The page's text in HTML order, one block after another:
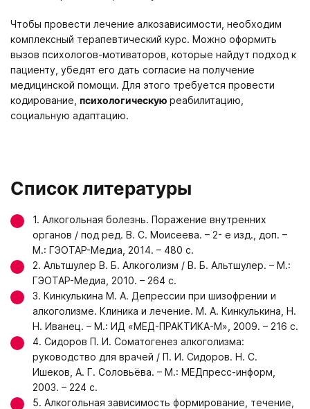
Чтобы провести лечение алкозависимости, необходим
комплексный терапевтический курс. Можно оформить
вызов психологов-мотиваторов, которые найдут подход к
пациенту, убедят его дать согласие на получение
медицинской помощи. Для этого требуется провести
кодирование, психологическую реабилитацию,
социальную адаптацию.
Список литературы
1. Алкогольная болезнь. Поражение внутренних
органов / под ред. В. С. Моисеева. – 2- е изд., доп. –
М.: ГЭОТАР-Медиа, 2014. – 480 с.
2. Альтшулер В. Б. Алкоголизм / В. Б. Альтшулер. – М.:
ГЭОТАР-Медиа, 2010. – 264 с.
3. Кинкулькина М. А. Депрессии при шизофрении и
алкоголизме. Клиника и лечение. М. А. Кинкулькина, Н.
Н. Иванец. – М.: ИД «МЕД-ПРАКТИКА-М», 2009. – 216 с.
4. Сидоров П. И. Соматогенез алкоголизма:
руководство для врачей / П. И. Сидоров. Н. С.
Ишеков, А. Г. Соловьёва. – М.: МЕДпресс-информ,
2003. – 224 с.
5. Алкогольная зависимость формирование, течение,